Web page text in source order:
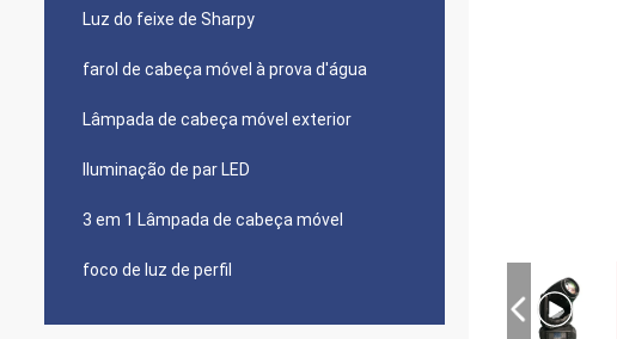
Luz do feixe de Sharpy
farol de cabeça móvel à prova d'água
Lâmpada de cabeça móvel exterior
Iluminação de par LED
3 em 1 Lâmpada de cabeça móvel
foco de luz de perfil